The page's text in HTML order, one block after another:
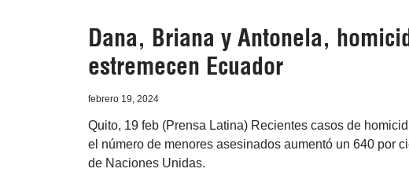
Dana, Briana y Antonela,
estremecen Ecuador
febrero 19, 2024
Quito, 19 feb (Prensa Latina) Recientes casos de
el número de menores asesinados aumentó un 640 por
de Naciones Unidas.